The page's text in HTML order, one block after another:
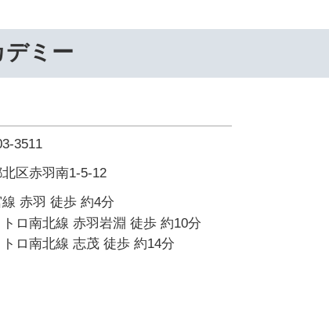
デミー
3511
区赤羽南1-5-12
赤羽 徒歩 約4分
ロ南北線 赤羽岩淵 徒歩 約10分
ロ南北線 志茂 徒歩 約14分